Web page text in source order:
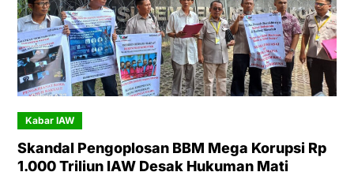
Kabar IAW
Skandal Pengoplosan BBM Mega Korupsi Rp
1.000 Triliun IAW Desak Hukuman Mati